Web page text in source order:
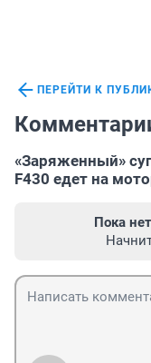
ПЕРЕЙТИ К
«Заряженный»
F430 едет на
Пока